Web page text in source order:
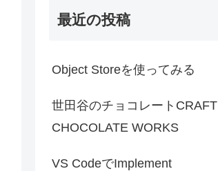
最近の投稿
Object Storeを使ってみる
世田谷のチョコレートCRAFT
CHOCOLATE WORKS
VS CodeでImplement